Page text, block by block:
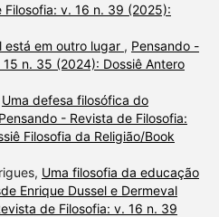
Filosofia: v. 16 n. 39 (2025):
está em outro lugar , Pensando -
n. 35 (2024): Dossiê Antero
Uma defesa filosófica do
Pensando - Revista de Filosofia:
Filosofia da Religião/Book
Uma filosofia da educação
Enrique Dussel e Dermeval
de Filosofia: v. 16 n. 39